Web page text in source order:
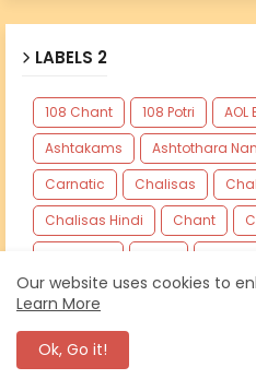
LABELS 2
108 Chant 108 Potri AOL
Ashtakams
Ashtothara
Carnatic
Chalisas
Chalisas Hindi
Chant
Kavasam
Kids Bhajan
Namavali
Suprabatham
Our website uses cookies to
Learn More
Ok, Go it!